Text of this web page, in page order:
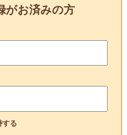
がお済みの方
する